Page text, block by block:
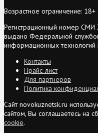
Возрастное ограничение: 18+
Регистрационный номер
выдано Федеральной
информационных
Контакты
Прайс-лист
Для партнеров
Политика
Сайт novokuznetsk.ru
сайтом, Вы соглашаетесь на
cookie.